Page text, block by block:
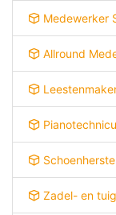
Medewerker
Allround
Zadel- en